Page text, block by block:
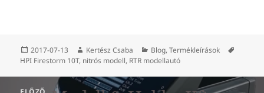
Közzétéve
2017-07-13 Szerző
Kertész Csaba Kategória
Blog,Termékleírások
HPI Firestorm 10T, nitrós modell, RTR modellautó